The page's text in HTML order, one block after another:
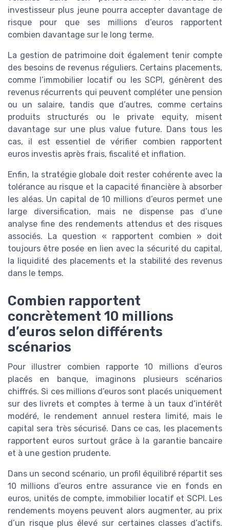
investisseur plus jeune pourra accepter davantage de
risque pour que ses millions d’euros rapportent
combien davantage sur le long terme.
La gestion de patrimoine doit également tenir compte
des besoins de revenus réguliers. Certains placements,
comme l’immobilier locatif ou les SCPI, génèrent des
revenus récurrents qui peuvent compléter une pension
ou un salaire, tandis que d’autres, comme certains
produits structurés ou le private equity, misent
davantage sur une plus value future. Dans tous les
cas, il est essentiel de vérifier combien rapportent
euros investis après frais, fiscalité et inflation.
Enfin, la stratégie globale doit rester cohérente avec la
tolérance au risque et la capacité financière à absorber
les aléas. Un capital de 10 millions d’euros permet une
large diversification, mais ne dispense pas d’une
analyse fine des rendements attendus et des risques
associés. La question « rapportent combien » doit
toujours être posée en lien avec la sécurité du capital,
la liquidité des placements et la stabilité des revenus
dans le temps.
Combien rapportent
concrètement 10 millions
d’euros selon différents
scénarios
Pour illustrer combien rapporte 10 millions d’euros
placés en banque, imaginons plusieurs scénarios
chiffrés. Si ces millions d’euros sont placés uniquement
sur des livrets et comptes à terme à un taux d’intérêt
modéré, le rendement annuel restera limité, mais le
capital sera très sécurisé. Dans ce cas, les placements
rapportent euros surtout grâce à la garantie bancaire
et à une gestion prudente.
Dans un second scénario, un profil équilibré répartit ses
10 millions d’euros entre assurance vie en fonds en
euros, unités de compte, immobilier locatif et SCPI. Les
rendements moyens peuvent alors augmenter, au prix
d’un risque plus élevé sur certaines classes d’actifs.